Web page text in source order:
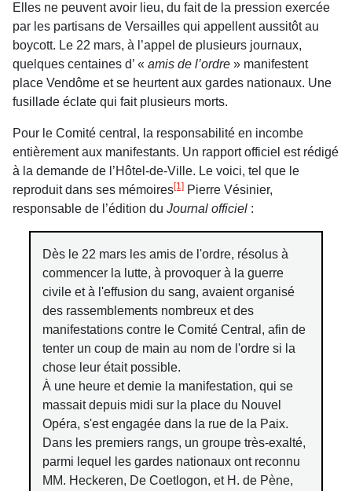
Elles ne peuvent avoir lieu, du fait de la pression exercée
par les partisans de Versailles qui appellent aussitôt au
boycott. Le 22 mars, à l’appel de plusieurs journaux,
quelques centaines d’ « amis de l’ordre » manifestent
place Vendôme et se heurtent aux gardes nationaux. Une
fusillade éclate qui fait plusieurs morts.
Pour le Comité central, la responsabilité en incombe
entièrement aux manifestants. Un rapport officiel est rédigé
à la demande de l’Hôtel-de-Ville. Le voici, tel que le
reproduit dans ses mémoires[1] Pierre Vésinier,
responsable de l’édition du Journal officiel :
Dès le 22 mars les amis de l'ordre, résolus à
commencer la lutte, à provoquer à la guerre
civile et à l'effusion du sang, avaient organisé
des rassemblements nombreux et des
manifestations contre le Comité Central, afin de
tenter un coup de main au nom de l'ordre si la
chose leur était possible.
À une heure et demie la manifestation, qui se
massait depuis midi sur la place du Nouvel
Opéra, s'est engagée dans la rue de la Paix.
Dans les premiers rangs, un groupe très-exalté,
parmi lequel les gardes nationaux ont reconnu
MM. Heckeren, De Coetlogon, et H. de Pène,